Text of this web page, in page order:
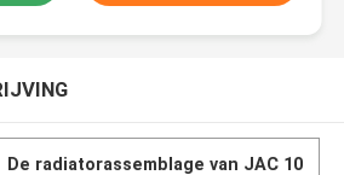
De radiatorassemblage van JAC 10